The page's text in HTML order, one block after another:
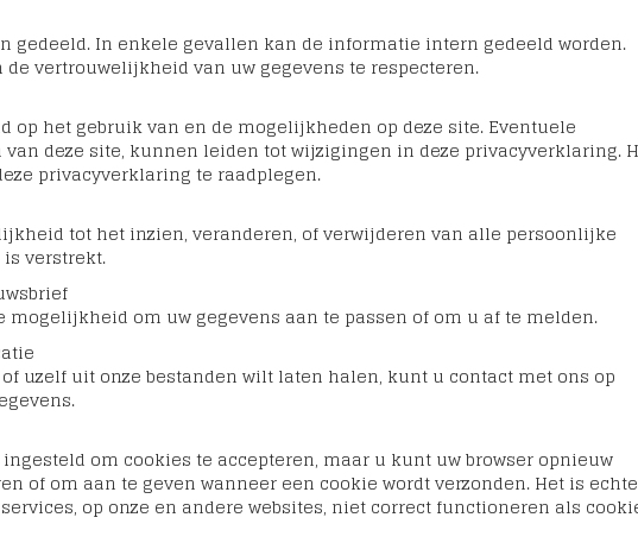
gedeeld. In enkele gevallen kan de informatie intern gedeeld worden.
vertrouwelijkheid van uw gegevens te respecteren.
op het gebruik van en de mogelijkheden op deze site. Eventuele
deze site, kunnen leiden tot wijzigingen in deze privacyverklaring.
privacyverklaring te raadplegen.
tot het inzien, veranderen, of verwijderen van alle persoonlijke
verstrekt.
om uw gegevens aan te passen of om u af te melden.
uzelf uit onze bestanden wilt laten halen, kunt u contact met ons op
om cookies te accepteren, maar u kunt uw browser opnieuw
of om aan te geven wanneer een cookie wordt verzonden. Het is
op onze en andere websites, niet correct functioneren als